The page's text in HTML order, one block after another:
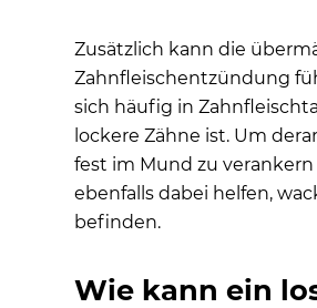
Zusätzlich kann die
Zahnfleischentzündung
sich häufig in
lockere Zähne ist. Um
fest im Mund zu
ebenfalls dabei helfen,
befinden.
Wie kann ein